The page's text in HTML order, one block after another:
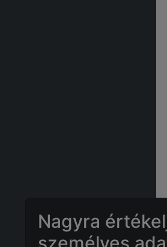
Nagyra